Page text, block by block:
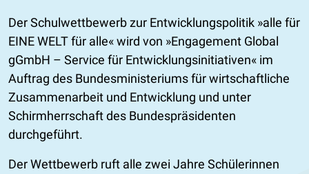
Der Schulwettbewerb zur Entwicklungspolitik »alle für
EINE WELT für alle« wird von »Engagement Global
gGmbH – Service für Entwicklungsinitiativen« im
Auftrag des Bundesministeriums für wirtschaftliche
Zusammenarbeit und Entwicklung und unter
Schirmherrschaft des Bundespräsidenten
durchgeführt.
Der Wettbewerb ruft alle zwei Jahre Schülerinnen